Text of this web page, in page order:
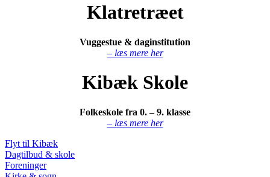
Klatretræet
Vuggestue & daginstitution
– læs mere her
Kibæk Skole
Folkeskole fra 0. – 9. klasse
– læs mere her
Flyt til Kibæk
Dagtilbud & skole
Foreninger